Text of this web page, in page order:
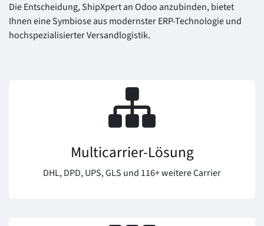
Die Entscheidung, ShipXpert an Odoo anzubinden, bietet
Ihnen eine Symbiose aus modernster ERP-Technologie und
hochspezialisierter Versandlogistik.
Multicarrier-Lösung
DHL, DPD, UPS, GLS und 116+ weitere Carrier